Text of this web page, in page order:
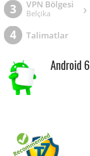
3 VPN Bölgesi
Belçika ›
4 Talimatlar
Android